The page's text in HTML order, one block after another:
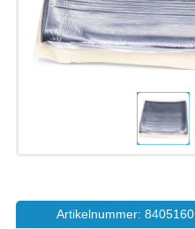
Artikelnummer: 8405160